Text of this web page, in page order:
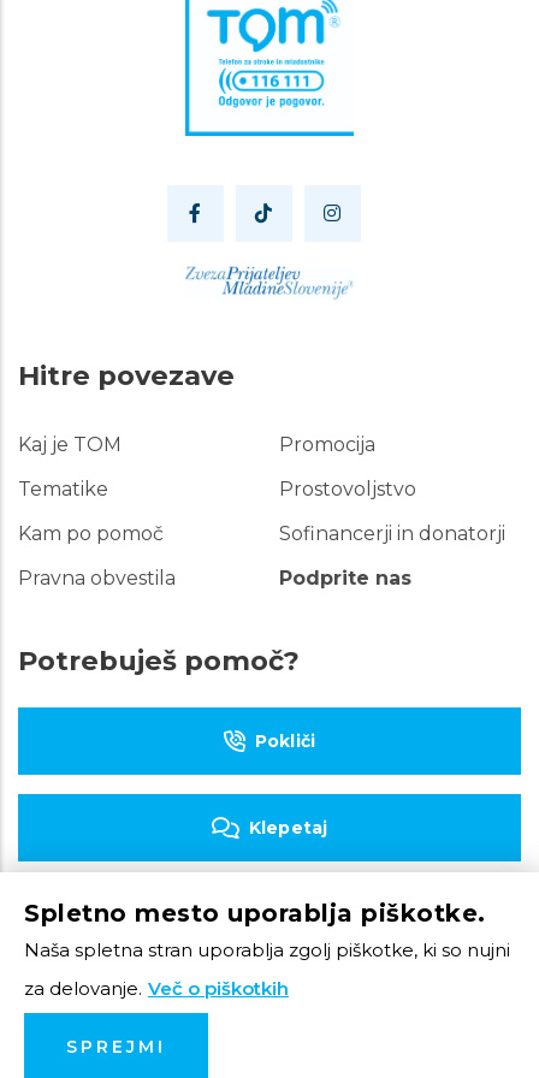
Hitre povezave
Hitre
povezave
Kaj je TOM
Tematike
Kam po pomoč
Pravna obvestila
Promocija
Prostovoljstvo
Sofinancerji in donatorji
Podprite nas
Potrebuješ pomoč?
Pokliči
Klepetaj
Piši e-pošto
Spletno mesto uporablja piškotke.
Naša spletna stran uporablja zgolj piškotke, ki so nujni
za delovanje. Več o piškotkih
SPREJMI